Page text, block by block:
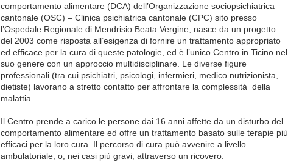
comportamento alimentare (DCA) dell’Organizzazione sociopsichiatrica
cantonale (OSC) – Clinica psichiatrica cantonale (CPC) sito presso
l’Ospedale Regionale di Mendrisio Beata Vergine, nasce da un progetto
del 2003 come risposta all’esigenza di fornire un trattamento appropriato
ed efficace per la cura di queste patologie, ed è l’unico Centro in Ticino nel
suo genere con un approccio multidisciplinare. Le diverse figure
professionali (tra cui psichiatri, psicologi, infermieri, medico nutrizionista,
dietiste) lavorano a stretto contatto per affrontare la complessità della
malattia.
Il Centro prende a carico le persone dai 16 anni affette da un disturbo del
comportamento alimentare ed offre un trattamento basato sulle terapie più
efficaci per la loro cura. Il percorso di cura può avvenire a livello
ambulatoriale, o, nei casi più gravi, attraverso un ricovero.